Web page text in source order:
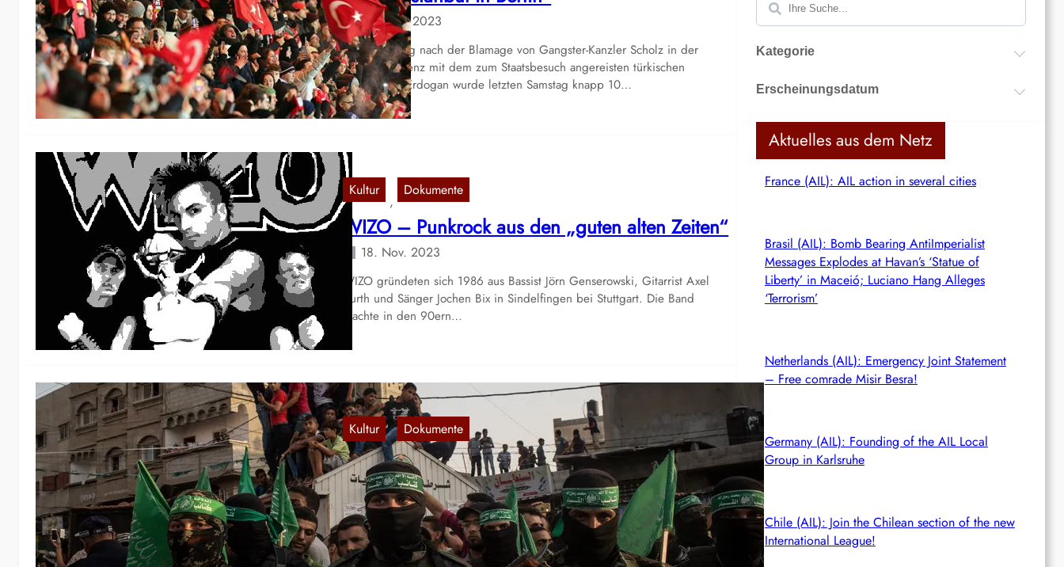
25. Nov. 2023
Nur einen Tag nach der Blamage von Gangster-Kanzler Scholz in der
Pressekonferenz mit dem zum Staatsbesuch angereisten türkischen
Präsidenten Erdogan wurde letzten Samstag knapp 10…
Kultur
,
Dokumente
WIZO – Punkrock aus den „guten alten Zeiten“
18. Nov. 2023
WIZO gründeten sich 1986 aus Bassist Jörn Genserowski, Gitarrist Axel
Kurth und Sänger Jochen Bix in Sindelfingen bei Stuttgart. Die Band
machte in den 90ern…
Kultur
,
Dokumente
AND-Gedicht: „Gaza“
4. Nov. 2023
Wir geben im Folgenden eine uns zugeschíckte inoffizielle Übersetzung
eines auf A Nova Democracia veröffentlichen Gedichts wieder.
h
n
Kategorie
Erscheinungsdatum
Aktuelles aus dem Netz
France (AIL): AIL action in several cities
Brasil (AIL): Bomb Bearing AntiImperialist
Messages Explodes at Havan’s ‘Statue of
Liberty’ in Maceió; Luciano Hang Alleges
‘Terrorism’
Netherlands (AIL): Emergency Joint Statement
– Free comrade Misir Besra!
Germany (AIL): Founding of the AIL Local
Group in Karlsruhe
Chile (AIL): Join the Chilean section of the new
International League!